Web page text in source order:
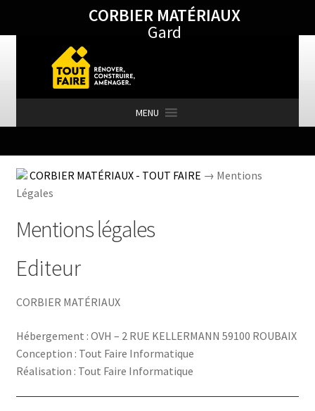
à
navigation
au
CORBIER MATÉRIAUX
Gard
MENU
Agence de Chamborigaud
CORBIER MATÉRIAUX - TOUT FAIRE → Mentions
Légales
Mentions légales
Editeur
CORBIER MATÉRIAUX
Hébergement : OVH – 2 RUE KELLERMANN 59100 ROUBAIX
Conception : Tout Faire Informatique
Réalisation : Tout Faire Informatique